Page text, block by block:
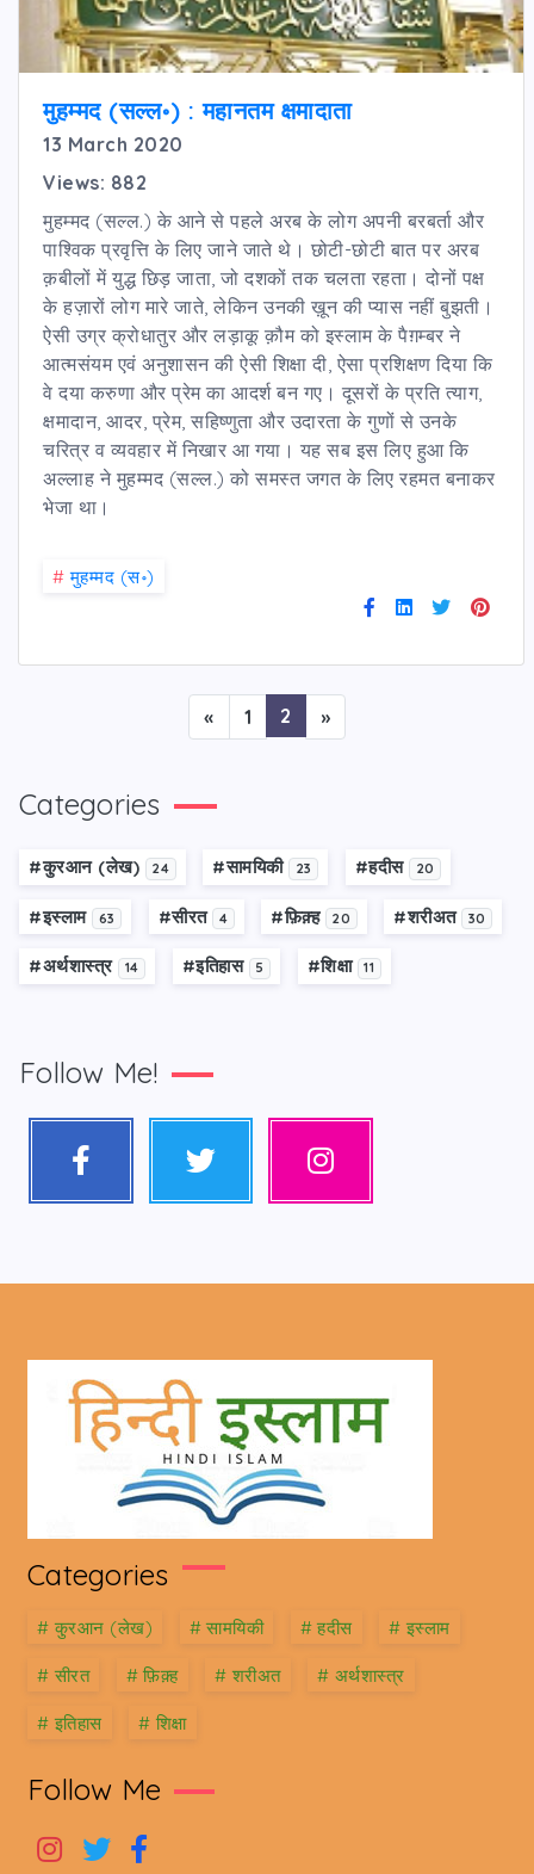
मुहम्मद (सल्ल॰) : महानतम क्षमादाता
13 March 2020
Views: 882
मुहम्मद (सल्ल.) के आने से पहले अरब के लोग अपनी बरबर्ता और
पाश्विक प्रवृत्ति के लिए जाने जाते थे। छोटी-छोटी बात पर अरब
क़बीलों में युद्ध छिड़ जाता, जो दशकों तक चलता रहता। दोनों पक्ष
के हज़ारों लोग मारे जाते, लेकिन उनकी ख़ून की प्यास नहीं बुझती।
ऐसी उग्र क्रोधातुर और लड़ाकू क़ौम को इस्लाम के पैग़म्बर ने
आत्मसंयम एवं अनुशासन की ऐसी शिक्षा दी, ऐसा प्रशिक्षण दिया कि
वे दया करुणा और प्रेम का आदर्श बन गए। दूसरों के प्रति त्याग,
क्षमादान, आदर, प्रेम, सहिष्णुता और उदारता के गुणों से उनके
चरित्र व व्यवहार में निखार आ गया। यह सब इस लिए हुआ कि
अल्लाह ने मुहम्मद (सल्ल.) को समस्त जगत के लिए रहमत बनाकर
भेजा था।
# मुहम्मद (स॰)
« 1 2 »
Categories
#कु़रआन (लेख) 24 #सामयिकी 23 #हदीस 20
#इस्लाम 63 #सीरत 4 #फ़िक़्ह 20 #शरीअत 30
#अर्थशास्त्र 14 #इतिहास 5 #शिक्षा 11
Follow Me!
Categories
# कु़रआन (लेख) # सामयिकी # हदीस # इस्लाम
# सीरत # फ़िक़्ह # शरीअत # अर्थशास्त्र
# इतिहास # शिक्षा
Follow Me